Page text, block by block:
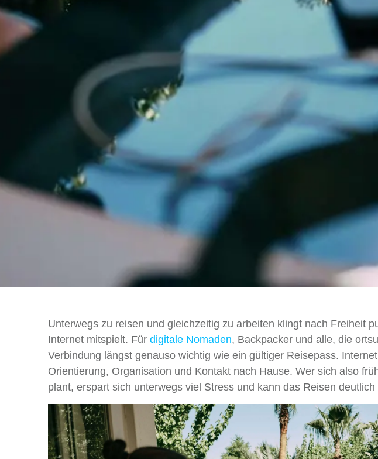
Unterwegs zu reisen und gleichzeitig zu arbeiten klingt nach Freiheit
Internet mitspielt. Für digitale Nomaden, Backpacker und alle, die
Verbindung längst genauso wichtig wie ein gültiger Reisepass.
Orientierung, Organisation und Kontakt nach Hause. Wer sich also
plant, erspart sich unterwegs viel Stress und kann das Reisen